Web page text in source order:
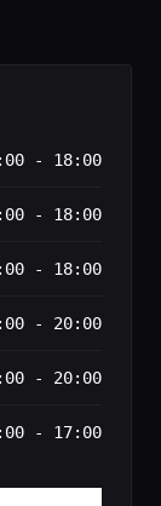
- 18:00
- 18:00
- 18:00
- 20:00
- 20:00
- 17:00